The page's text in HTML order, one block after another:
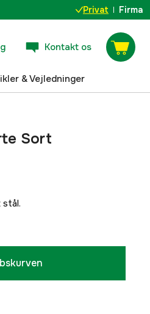
Privat Firma
Kontakt os
& Vejledninger
Sort
stål.